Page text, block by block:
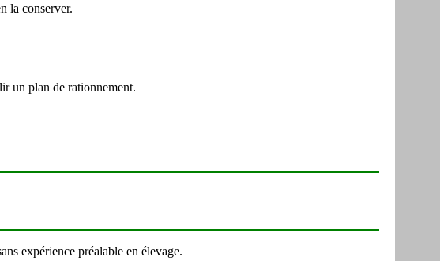
la conserver.
un plan de rationnement.
expérience préalable en élevage.